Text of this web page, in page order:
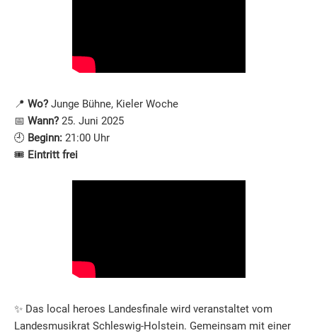
📍 Wo? Junge Bühne, Kieler Woche
📅 Wann? 25. Juni 2025
🕘 Beginn: 21:00 Uhr
🎟️ Eintritt frei
✨ Das local heroes Landesfinale wird veranstaltet vom
Landesmusikrat Schleswig-Holstein. Gemeinsam mit einer